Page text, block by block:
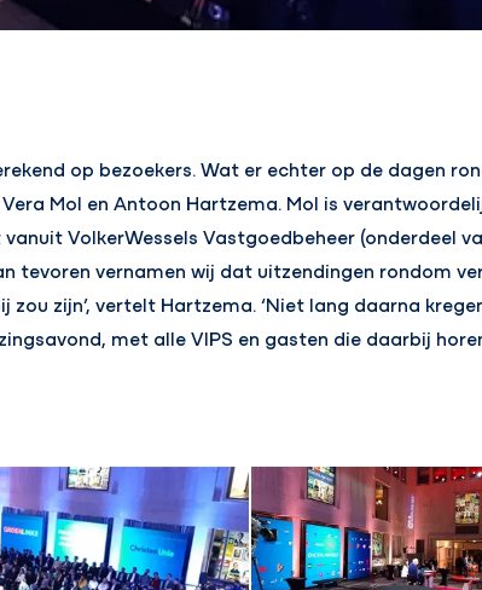
op bezoekers. Wat er echter op de dagen
Mol en Antoon Hartzema. Mol is
VolkerWessels Vastgoedbeheer (onderdeel
tevoren vernamen wij dat uitzendingen rondom
zou zijn’, vertelt Hartzema. ‘Niet lang daarna
met alle VIPS en gasten die daarbij